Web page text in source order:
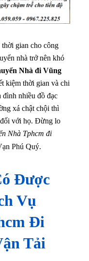
gian cho công
nhà trở nên khó
Nhà đi Vũng
kiệm thời gian và chi
nhiều đồ đạc
xá chật chội thì
đối với họ. Đừng lo
Nhà Tphcm đi
Phú Quý.
Được
Vụ
Đi
Tải